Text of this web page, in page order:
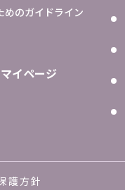
めのガイドライン
イページ
護方針